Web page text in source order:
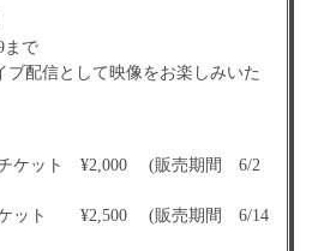
まで
ブ配信として映像をお楽しみいた
チケット ¥2,000 (販売期間 6/2
ケット ¥2,500 (販売期間 6/14